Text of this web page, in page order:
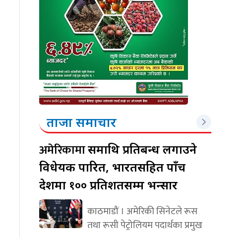
ताजा समाचार
अमेरिकामारूसमाथि प्रतिबन्ध लगाउने
विधेयक पारित, भारतसहित पाँच
देशमा १०० प्रतिशतसम्म भन्सार
काठमाडौं । अमेरिकी सिनेटले रूस
तथा रूसी पेट्रोलियम पदार्थका प्रमुख